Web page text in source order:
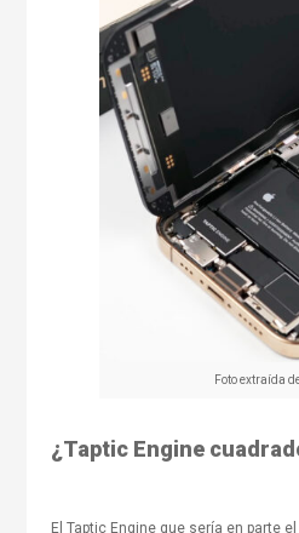
Foto extraída
¿Taptic Engine
El Taptic Engine que sería en parte